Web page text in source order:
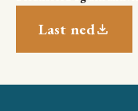
Last ned